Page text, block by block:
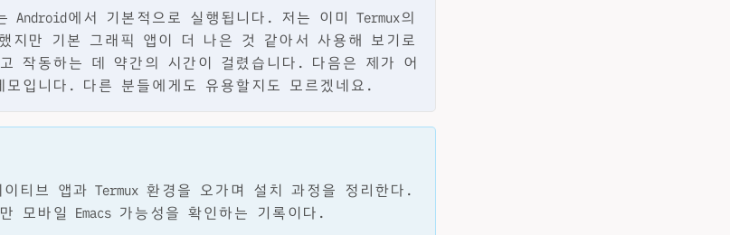
는 Android에서 기본적으로 실행됩니다. 저는 이미 Termux의
했지만 기본 그래픽 앱이 더 나은 것 같아서 사용해 보기로
작동하는 데 약간의 시간이 걸렸습니다. 다음은 제가 어
입니다. 다른 분들에게도 유용할지도 모르겠네요.
이티브 앱과 Termux 환경을 오가며 설치 과정을 정리한다.
모바일 Emacs 가능성을 확인하는 기록이다.